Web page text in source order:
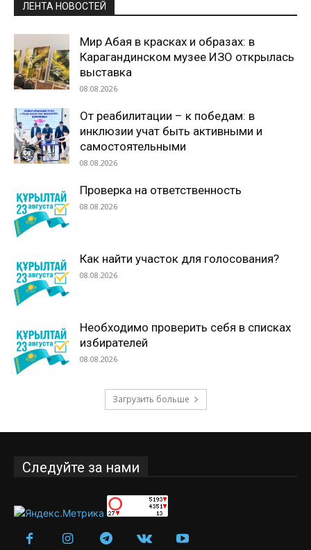
ЛЕНТА НОВОСТЕЙ
Мир Абая в красках и образах: в
Карагандинском музее ИЗО открылась
выставка
08.08.2026
От реабилитации – к победам: в
инклюзии учат быть активными и
самостоятельными
08.08.2026
Проверка на ответственность
08.08.2026
Как найти участок для голосования?
08.08.2026
Необходимо проверить себя в списках
избирателей
08.08.2026
Загрузить больше
Следуйте за нами